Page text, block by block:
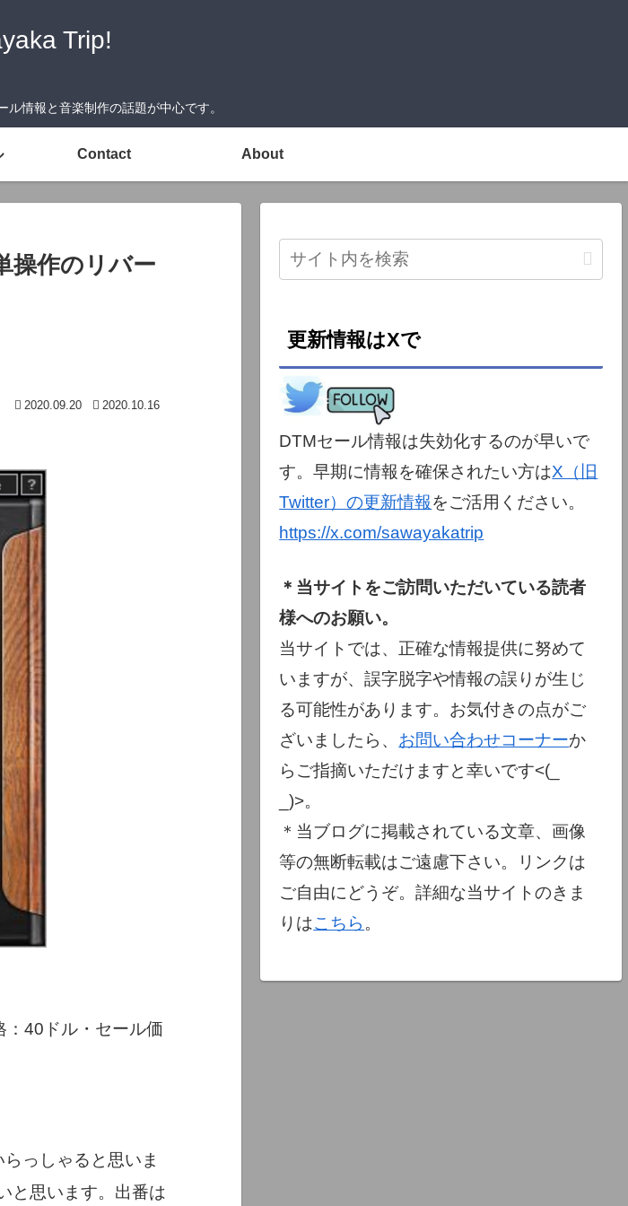
Trip!
ル情報と音楽制作の話題が中心です。
Contact About
操作のリバー
2020.09.20 2020.10.16
：40ドル・セール価
っしゃると思いま
と思います。出番は
更新情報はXで
DTMセール情報は失効化するのが早いで
す。早期に情報を確保されたい方はX（旧
Twitter）の更新情報をご活用ください。
https://x.com/sawayakatrip
＊当サイトをご訪問いただいている読者
様へのお願い。
当サイトでは、正確な情報提供に努めて
いますが、誤字脱字や情報の誤りが生じ
る可能性があります。お気付きの点がご
ざいましたら、 お問い合わせコーナーか
らご指摘いただけますと幸いです<(_
_)>。
＊当ブログに掲載されている文章、画像
等の無断転載はご遠慮下さい。リンクは
ご自由にどうぞ。詳細な当サイトのきま
りはこちら 。